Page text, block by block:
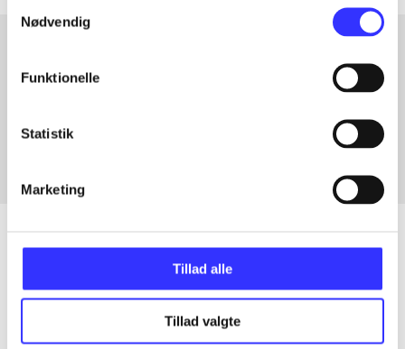
Nødvendig
Funktionelle
Statistik
Marketing
Tillad alle
Tillad valgte
Artikler med samme emner
Artikler
Alle registrerede artikler fordelt på udgivelser